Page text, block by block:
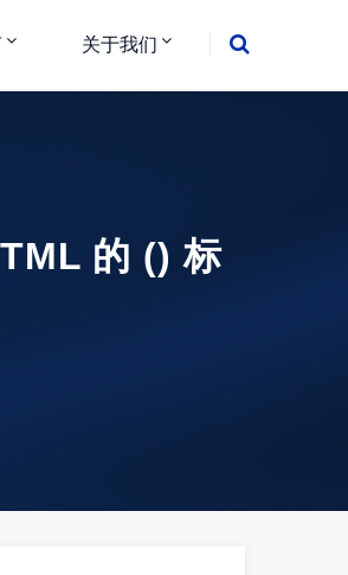
关于我们
的 () 标